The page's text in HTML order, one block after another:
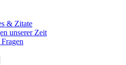
& Zitate
unserer Zeit